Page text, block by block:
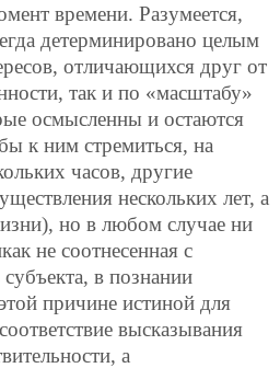
времени. Разумеется,
детерминировано целым
отличающихся друг от
так и по «масштабу»
осмысленны и остаются
к ним стремиться, на
часов, другие
нескольких лет, а
но в любом случае ни
не соотнесенная с
в познании
причине истиной для
высказывания
а